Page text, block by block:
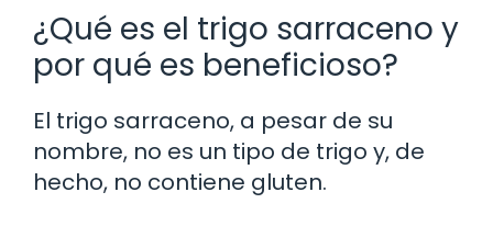
¿Qué es el trigo sarraceno y
por qué es beneficioso?
El trigo sarraceno, a pesar de su
nombre, no es un tipo de trigo y, de
hecho, no contiene gluten.